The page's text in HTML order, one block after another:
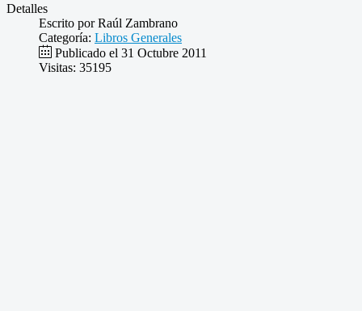
Detalles
Escrito porRaúl Zambrano
Categoría: Libros Generales
Publicado el 31 Octubre 2011
Visitas: 35195